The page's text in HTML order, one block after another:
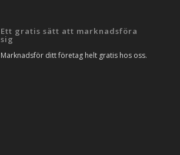
Ett gratis sätt att marknadsföra
sig
Marknadsför ditt företag helt gratis hos oss.